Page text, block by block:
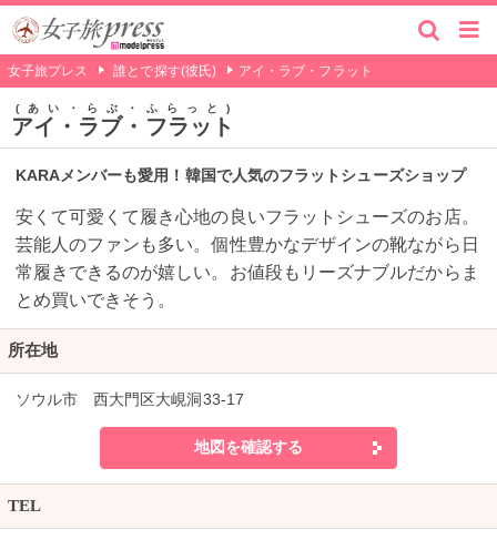
女子旅プレス 誰とで探す(彼氏) アイ・ラブ・フラット
アイ・ラブ・フラット
あい・らぶ・ふらっと
KARAメンバーも愛用！韓国で人気のフラットシューズショップ
安くて可愛くて履き心地の良いフラットシューズのお店。
芸能人のファンも多い。個性豊かなデザインの靴ながら日
常履きできるのが嬉しい。お値段もリーズナブルだからま
とめ買いできそう。
所在地
ソウル市 西大門区大峴洞33-17
地図を確認する
TEL